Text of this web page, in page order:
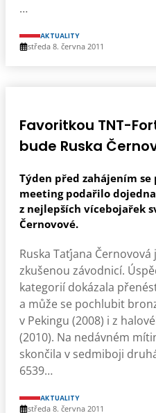
…
AKTUALITY
středa 8. června 2011
Favoritkou TNT-
bude Ruska
Týden před zahájením se
meeting podařilo
z nejlepších vícebojařek
Černovové.
Ruska Taťjana Černovová
zkušenou závodnicí.
kategorií dokázala
a může se pochlubit
v Pekingu (2008) i z
(2010). Na nedávném
skončila v sedmiboji
6539…
AKTUALITY
středa 8. června 2011